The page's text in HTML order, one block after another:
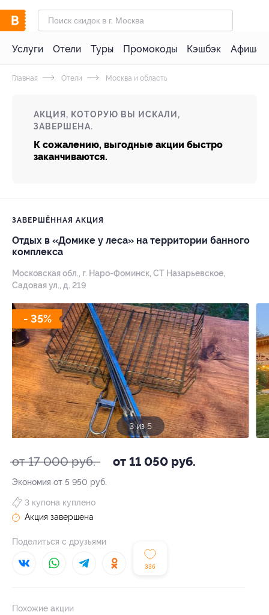
Услуги Отели Туры Промокоды Кэшбэк Афиша
Главная Отели Москва и область
АКЦИЯ, КОТОРУЮ ВЫ ИСКАЛИ,
ЗАВЕРШЕНА.
К сожалению, выгодные акции быстро
заканчиваются.
ЗАВЕРШЁННАЯ АКЦИЯ
Отдых в «Домике у леса» на территории банного
комплекса
Московская обл., г. Наро-Фоминск, СТ Назарьевское,
Садовая ул., д. 219
- 35%
3 из 5
от 17 000 руб. от 11 050 руб.
Экономия от 5 950 руб.
336
3 купона куплено
Акция завершена
Поделиться с друзьями
Похожие акции